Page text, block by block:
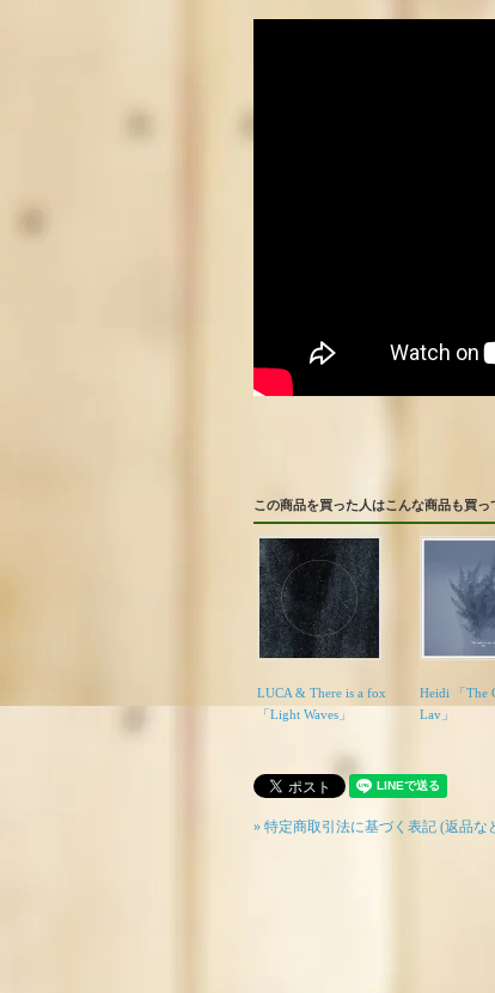
この商品を買った人はこんな商品も買っ
LUCA & There is a fox
「Light Waves」
Heidi 「The
Lav」
» 特定商取引法に基づく表記 (返品な